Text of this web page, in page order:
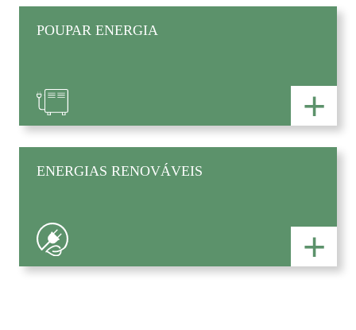
POUPAR ENERGIA
+
ENERGIAS RENOVÁVEIS
+